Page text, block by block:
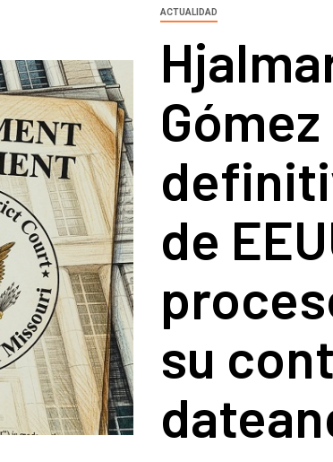
ACTUALIDAD
de
su